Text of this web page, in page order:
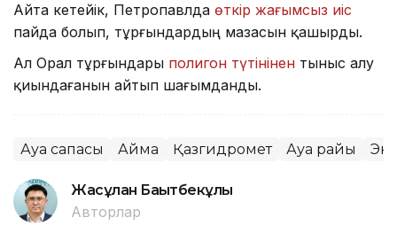
Айта кетейік, Петропавлда өткір жағымсыз иіс
пайда болып, тұрғындардың мазасын қашырды.
Ал Орал тұрғындары полигон түтінінен тыныс алу
қиындағанын айтып шағымданды.
Ауа сапасы Аймақ Қазгидромет Ауа райы
Жасұлан Бақытбекұлы
Авторлар